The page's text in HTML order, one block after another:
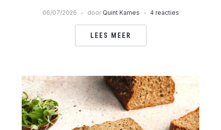
06/07/2026 door Quint Kames 4 reacties
LEES MEER